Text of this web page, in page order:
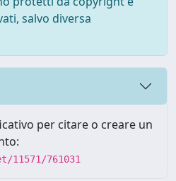
salvo diversa
per citare o creare un
761031